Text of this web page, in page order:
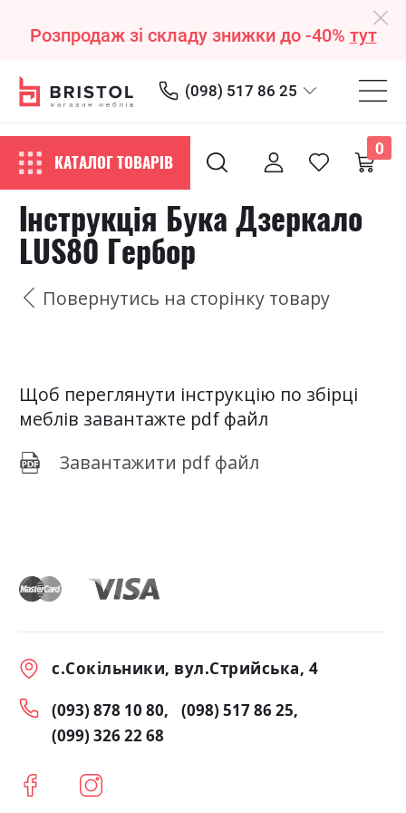
Розпродаж зі складу знижки до -40% тут
(098) 517 86 25
КАТАЛОГ ТОВАРІВ
0
Інструкція Бука Дзеркало
LUS80 Гербор
Повернутись на сторінку товару
Щоб переглянути інструкцію по збірці
меблів завантажте pdf файл
Завантажити pdf файл
с.Сокільники, вул.Стрийська, 4
(093) 878 10 80
(098) 517 86 25
(099) 326 22 68